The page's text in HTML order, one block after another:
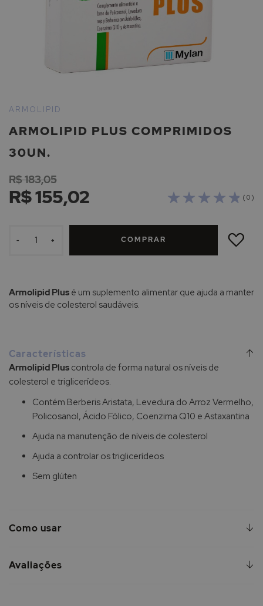
para
início
Galeria
imagens
ARMOLIPID PLUS COMPRIMIDOS
30UN.
ARMOLIPID
( 0 )
R$ 155,02
R$ 183,05
- + COMPRAR
ADICIONAR
LISTA
Armolipid Plus é um suplemento alimentar que ajuda a manter
os níveis de colesterol saudáveis.
Características
Armolipid Plus controla de forma natural os níveis de
colesterol e triglicerídeos.
Contém Berberis Aristata, Levedura do Arroz Vermelho,
Policosanol, Ácido Fólico, Coenzima Q10 e Astaxantina
Ajuda na manutenção de níveis de colesterol
Ajuda a controlar os triglicerídeos
Sem glúten
Como usar
Avaliações